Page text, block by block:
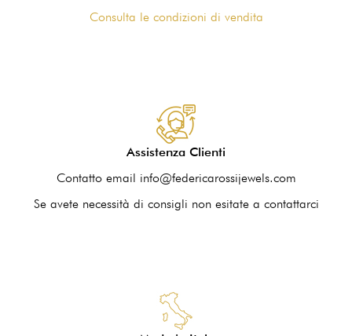
Consulta le condizioni di vendita
Assistenza Clienti
Contatto email info@federicarossijewels.com
Se avete necessità di consigli non esitate a contattarci